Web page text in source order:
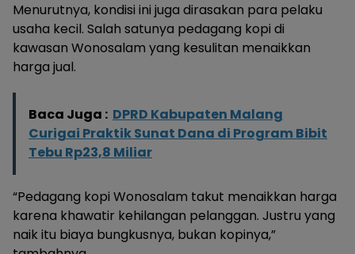
Menurutnya, kondisi ini juga dirasakan para pelaku
usaha kecil. Salah satunya pedagang kopi di
kawasan Wonosalam yang kesulitan menaikkan
harga jual.
Baca Juga : DPRD Kabupaten Malang
Curigai Praktik Sunat Dana di Program Bibit
Tebu Rp23,8 Miliar
“Pedagang kopi Wonosalam takut menaikkan harga
karena khawatir kehilangan pelanggan. Justru yang
naik itu biaya bungkusnya, bukan kopinya,”